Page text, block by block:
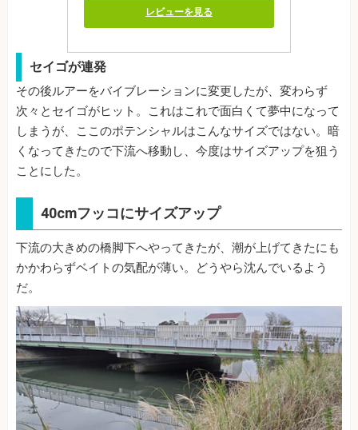
レビューを見る
セイゴが連発
その後ルアーをバイブレーションに変更したが、変わらず
次々とセイゴがヒット。これはこれで面白くて夢中になって
しまうが、ここのポテンシャルはこんなサイズではない。暗
くなってきたので下流へ移動し、今度はサイズアップを狙う
ことにした。
40cmフッコにサイズアップ
下流の大きめの橋脚下へやってきたが、潮が上げてきたにも
かかわらずベイトの気配が薄い。どうやら沈んでいるよう
だ。